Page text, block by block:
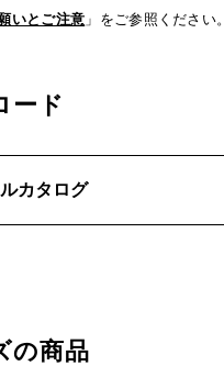
いとご注意 」をご参照ください。
ード
カタログ
の商品